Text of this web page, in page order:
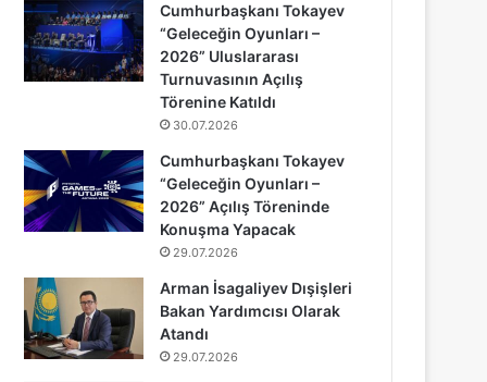
Cumhurbaşkanı Tokayev
“Geleceğin Oyunları –
2026” Uluslararası
Turnuvasının Açılış
Törenine Katıldı
30.07.2026
Cumhurbaşkanı Tokayev
“Geleceğin Oyunları –
2026” Açılış Töreninde
Konuşma Yapacak
29.07.2026
Arman İsagaliyev Dışişleri
Bakan Yardımcısı Olarak
Atandı
29.07.2026